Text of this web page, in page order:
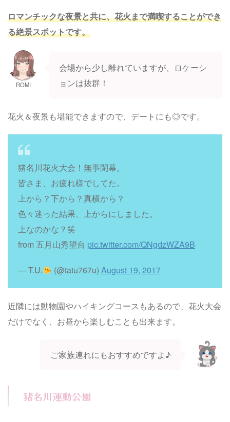
ロマンチックな夜景と共に、花火まで満喫することができ
る絶景スポットです。
ROMI
会場から少し離れていますが、ロケーシ
ョンは抜群！
花火＆夜景も堪能できますので、デートにも◎です。
猪名川花火大会！無事閉幕。
皆さま、お疲れ様でしてた。
上から？下から？真横から？
色々迷った結果、上からにしました。
上なのかな？笑
from 五月山秀望台 pic.twitter.com/QNgdzWZA9B
— T.U. (@tatu767u)August 19, 2017
近隣には動物園やハイキングコースもあるので、花火大会
だけでなく、お昼から楽しむことも出来ます。
ご家族連れにもおすすめですよ♪
猪名川運動公園